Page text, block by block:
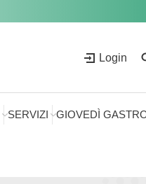
Login
SERVIZI GIOVEDÌ